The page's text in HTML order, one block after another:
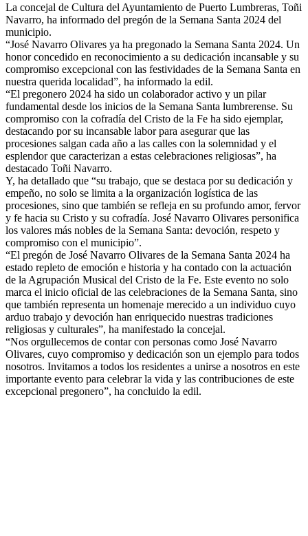
La concejal de Cultura del Ayuntamiento de Puerto Lumbreras, Toñi
Navarro, ha informado del pregón de la Semana Santa 2024 del
municipio.
“José Navarro Olivares ya ha pregonado la Semana Santa 2024. Un
honor concedido en reconocimiento a su dedicación incansable y su
compromiso excepcional con las festividades de la Semana Santa en
nuestra querida localidad”, ha informado la edil.
“El pregonero 2024 ha sido un colaborador activo y un pilar
fundamental desde los inicios de la Semana Santa lumbrerense. Su
compromiso con la cofradía del Cristo de la Fe ha sido ejemplar,
destacando por su incansable labor para asegurar que las
procesiones salgan cada año a las calles con la solemnidad y el
esplendor que caracterizan a estas celebraciones religiosas”, ha
destacado Toñi Navarro.
Y, ha detallado que “su trabajo, que se destaca por su dedicación y
empeño, no solo se limita a la organización logística de las
procesiones, sino que también se refleja en su profundo amor, fervor
y fe hacia su Cristo y su cofradía. José Navarro Olivares personifica
los valores más nobles de la Semana Santa: devoción, respeto y
compromiso con el municipio”.
“El pregón de José Navarro Olivares de la Semana Santa 2024 ha
estado repleto de emoción e historia y ha contado con la actuación
de la Agrupación Musical del Cristo de la Fe. Este evento no solo
marca el inicio oficial de las celebraciones de la Semana Santa, sino
que también representa un homenaje merecido a un individuo cuyo
arduo trabajo y devoción han enriquecido nuestras tradiciones
religiosas y culturales”, ha manifestado la concejal.
“Nos orgullecemos de contar con personas como José Navarro
Olivares, cuyo compromiso y dedicación son un ejemplo para todos
nosotros. Invitamos a todos los residentes a unirse a nosotros en este
importante evento para celebrar la vida y las contribuciones de este
excepcional pregonero”, ha concluido la edil.